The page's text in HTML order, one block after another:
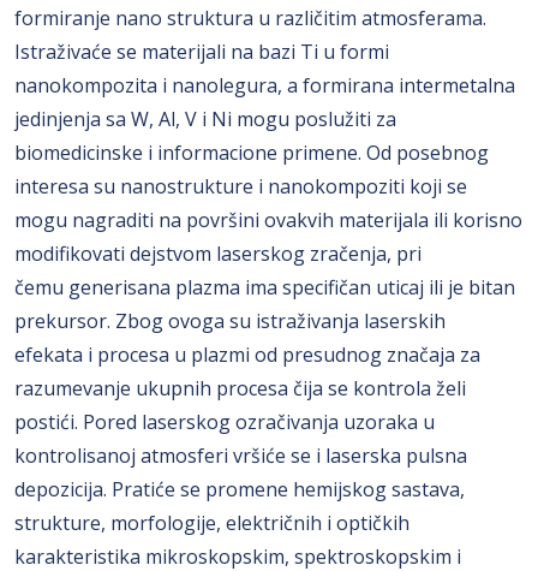
formiranje nano struktura u različitim atmosferama.
Istraživaće se materijali na bazi Ti u formi
nanokompozita i nanolegura, a formirana intermetalna
jedinjenja sa W, Al, V i Ni mogu poslužiti za
biomedicinske i informacione primene. Od posebnog
interesa su nanostrukture i nanokompoziti koji se
mogu nagraditi na površini ovakvih materijala ili korisno
modifikovati dejstvom laserskog zračenja, pri
čemu generisana plazma ima specifičan uticaj ili je bitan
prekursor. Zbog ovoga su istraživanja laserskih
efekata i procesa u plazmi od presudnog značaja za
razumevanje ukupnih procesa čija se kontrola želi
postići. Pored laserskog ozračivanja uzoraka u
kontrolisanoj atmosferi vršiće se i laserska pulsna
depozicija. Pratiće se promene hemijskog sastava,
strukture, morfologije, električnih i optičkih
karakteristika mikroskopskim, spektroskopskim i